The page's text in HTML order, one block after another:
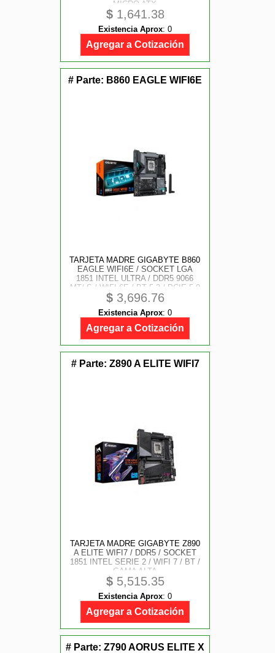
MICRO ATX
$1,641.38
Existencia Aprox: 0
Agregar a Cotización
# Parte: B860 EAGLE WIFI6E
TARJETA MADRE GIGABYTE B860
EAGLE WIFI6E / SOCKET LGA
1851 INTEL ULTRA / DDR5 9066
MT/ S / WIFI 6E / BT 5.3 / PCIE 5.0
/ ATX
$3,696.76
Existencia Aprox: 0
Agregar a Cotización
# Parte: Z890 A ELITE WIFI7
TARJETA MADRE GIGABYTE Z890
A ELITE WIFI7 / DDR5 / SOCKET
1851 INTEL SERIE 2 / WIFI 7 / BT /
GAMA ALTA
$5,515.35
Existencia Aprox: 0
Agregar a Cotización
# Parte: Z790 AORUS ELITE X